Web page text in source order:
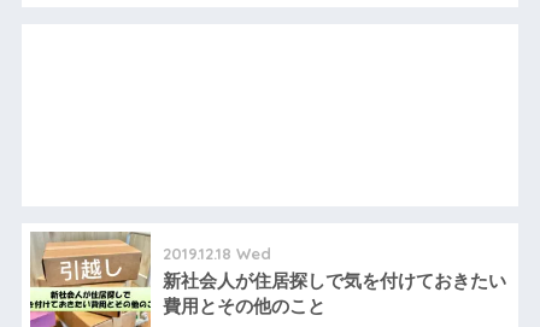
2019.12.18 Wed
新社会人が住居探しで気を付けておきたい
費用とその他のこと